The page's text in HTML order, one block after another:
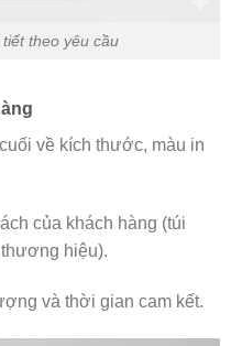
theo yêu cầu
về kích thước, màu in
của khách hàng (túi
hiệu).
và thời gian cam kết.